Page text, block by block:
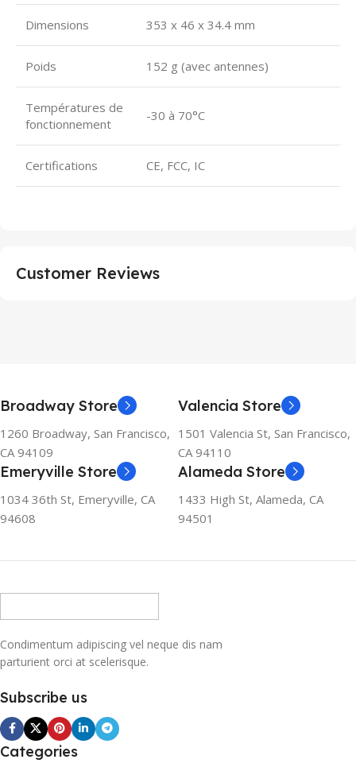
Dimensions 353 x 46 x 34.4 mm
Poids 152 g (avec antennes)
Températures de
fonctionnement
-30 à 70°C
Certifications CE, FCC, IC
Customer Reviews
Broadway Store
1260 Broadway, San Francisco,
CA 94109
Valencia Store
1501 Valencia St, San Francisco,
CA 94110
Emeryville Store
1034 36th St, Emeryville, CA
94608
Alameda Store
1433 High St, Alameda, CA
94501
Condimentum adipiscing vel neque dis nam
parturient orci at scelerisque.
Subscribe us
Categories